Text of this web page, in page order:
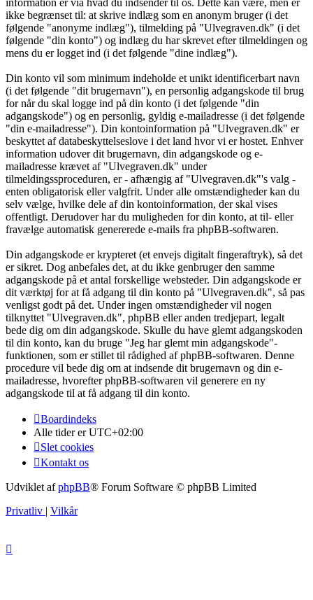
information er via hvad du indsender til os. Dette kan være, men er
ikke begrænset til: at skrive indlæg som en anonym bruger (i det
følgende "anonyme indlæg"), tilmelding på "Ulvegraven.dk" (i det
følgende "din konto") og indlæg du har skrevet efter tilmeldingen og
mens du er logget ind (i det følgende "dine indlæg").
Din konto vil som minimum indeholde et unikt identificerbart navn
(i det følgende "dit brugernavn"), en personlig adgangskode til brug
for når du skal logge ind på din konto (i det følgende "din
adgangskode") og en personlig, gyldig e-mailadresse (i det følgende
"din e-mailadresse"). Din kontoinformation på "Ulvegraven.dk" er
beskyttet af databeskyttelseslove i det land hvor vi er hostet. Enhver
information udover dit brugernavn, din adgangskode og e-
mailadresse krævet af "Ulvegraven.dk" under
tilmeldingssproceduren, er - afhængig af "Ulvegraven.dk"'s valg -
enten obligatorisk eller valgfrit. Under alle omstændigheder kan du
selv vælge, hvilke dele af din kontoinformation, der skal vises
offentligt. Derudover har du muligheden for din konto, at til- eller
fravælge automatisk genererede e-mails fra phpBB-softwaren.
Din adgangskode er krypteret (et envejs digitalt fingeraftryk), så det
er sikret. Dog anbefales det, at du ikke genbruger den samme
adgangskode på et antal forskellige websteder. Din adgangskode er
dit værktøj for at få adgang til din konto på "Ulvegraven.dk", så pas
venligst godt på det. Under ingen omstændigheder vil nogen
tilknyttet "Ulvegraven.dk", phpBB eller anden tredjepart, legalt
bede dig om din adgangskode. Skulle du have glemt adgangskoden
til din konto, kan du bruge "Jeg har glemt min adgangskode"-
funktionen, som er stillet til rådighed af phpBB-softwaren. Denne
procedure vil bede dig om at indsende dit brugernavn og din e-
mailadresse, hvorefter phpBB-softwaren vil generere en ny
adgangskode til at få adgang til din konto.
Boardindeks
Alle tider erUTC+02:00
Slet cookies
Kontakt os
Udviklet afphpBB® Forum Software © phpBB Limited
Privatliv | Vilkår